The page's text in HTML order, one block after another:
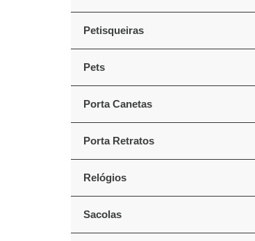
Petisqueiras
Pets
Porta Canetas
Porta Retratos
Relógios
Sacolas